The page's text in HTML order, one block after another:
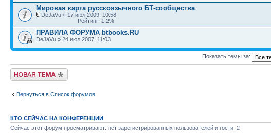
Мировая карта русскоязычного БТ-сообщества
DeJaVu » 17 июл 2009, 10:58
Рейтинг: 1.2%
ПРАВИЛА ФОРУМА btbooks.RU
DeJaVu » 24 июл 2007, 11:03
Показать темы за:
Новая тема
Вернуться в Список форумов
КТО СЕЙЧАС НА КОНФЕРЕНЦИИ
Сейчас этот форум просматривают: нет зарегистрированных пользователей и гости: 2